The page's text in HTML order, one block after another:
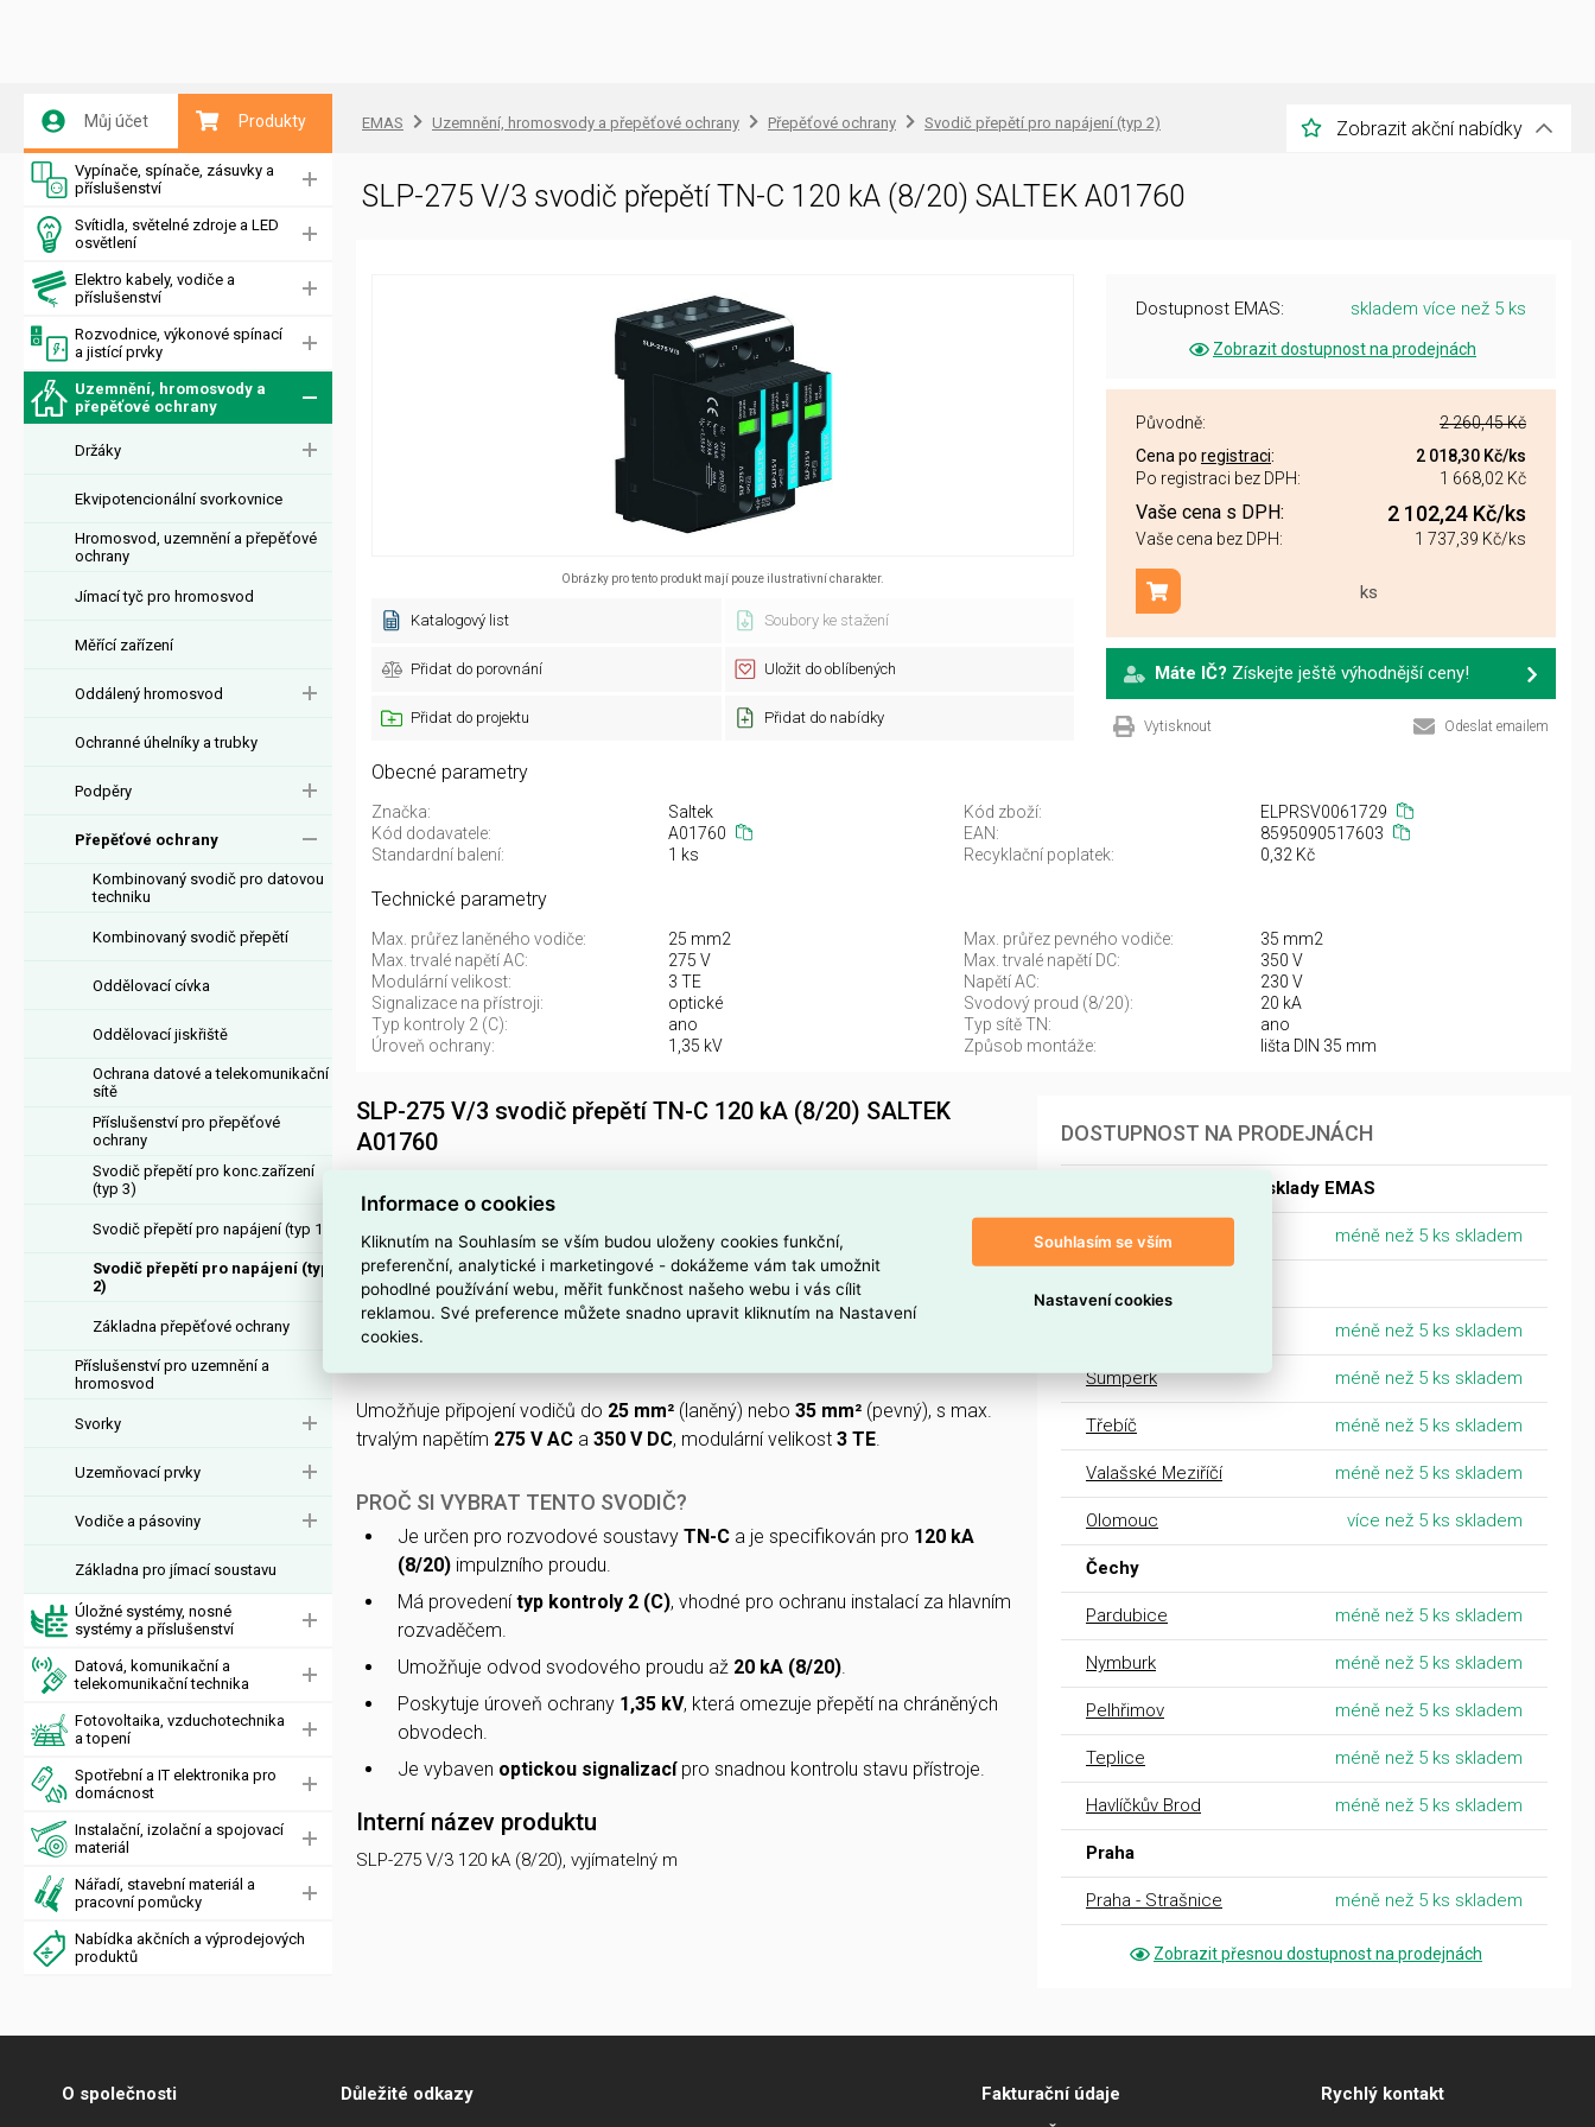
Můj účet Produkty
Vypínače, spínače, zásuvky a
příslušenství
Svítidla, světelné zdroje a LED
osvětlení
Elektro kabely, vodiče a
příslušenství
Rozvodnice, výkonové spínací
a jistící prvky
Uzemnění, hromosvody a
přepěťové ochrany
Držáky
Ekvipotencionální svorkovnice
Hromosvod, uzemnění a přepěťové
ochrany
Jímací tyč pro hromosvod
Měřící zařízení
Oddálený hromosvod
Ochranné úhelníky a trubky
Podpěry
Přepěťové ochrany
Kombinovaný svodič pro datovou
techniku
Kombinovaný svodič přepětí
Oddělovací cívka
Oddělovací jiskřiště
Ochrana datové a telekomunikační
sítě
Příslušenství pro přepěťové
ochrany
Svodič přepětí pro konc.zařízení
(typ 3)
Svodič přepětí pro napájení (typ 1)
Svodič přepětí pro napájení (typ
2)
Základna přepěťové ochrany
Příslušenství pro uzemnění a
hromosvod
Svorky
Uzemňovací prvky
Vodiče a pásoviny
Základna pro jímací soustavu
Úložné systémy, nosné
systémy a příslušenství
Datová, komunikační a
telekomunikační technika
Fotovoltaika, vzduchotechnika
a topení
Spotřební a IT elektronika pro
domácnost
Instalační, izolační a spojovací
materiál
Nářadí, stavební materiál a
pracovní pomůcky
Nabídka akčních a výprodejových
produktů
EMAS Uzemnění, hromosvody a přepěťové ochrany Přepěťové ochrany Svodič přepětí pro napájení (typ 2) Zobrazit akční nabídky
SLP-275 V/3 svodič přepětí TN-C 120 kA (8/20) SALTEK A01760
Obrázky pro tento produkt mají pouze ilustrativní charakter.
Katalogový list Soubory ke stažení
Přidat do porovnání Uložit do oblíbených
Přidat do projektu Přidat do nabídky
Dostupnost EMAS: skladem více než 5 ks
Zobrazit dostupnost na prodejnách
Původně:
2 260,45 Kč
Cena po registraci: 2 018,30 Kč/ks
Po registraci bez DPH:
1 668,02 Kč
Vaše cena s DPH: 2 102,24 Kč/ks
Vaše cena bez DPH: 1 737,39 Kč/ks
ks
Přidat do košíku
Máte IČ? Získejte ještě výhodnější ceny!
Vytisknout Odeslat emailem
Obecné parametry
Značka: Saltek Kód zboží:
ELPRSV0061729
Kód dodavatele:
A01760 EAN:
8595090517603
Standardní balení:
1 ks Recyklační poplatek: 0,32 Kč
Technické parametry
Max. průřez laněného vodiče: 25 mm2 Max. průřez pevného vodiče:
35 mm2
Max. trvalé napětí AC:
275 V Max. trvalé napětí DC:
350 V
Modulární velikost:
3 TE Napětí AC:
230 V
Signalizace na přístroji:
optické Svodový proud (8/20):
20 kA
Typ kontroly 2 (C):
ano Typ sítě TN:
ano
Úroveň ochrany:
1,35 kV Způsob montáže: lišta DIN 35 mm
SLP-275 V/3 svodič přepětí TN-C 120 kA (8/20) SALTEK
A01760
8595090517603, je určen pro montáž na
pro použití v sítích
TNs provozním napětím230 V AC.
Poskytuje impulzní odolnost120 kA (8/20)s odváděným proudem
(8/20), úrovní ochrany1,35 kVa mátyp kontroly 2 (C) s optickou signalizací
Umožňuje připojení vodičů do 25 mm² (laněný) nebo 35 mm² (pevný), s max.
trvalým napětím 275 V AC a 350 V DC, modulární velikost 3 TE.
PROČ SI VYBRAT TENTO SVODIČ?
Je určen pro rozvodové soustavy TN-C a je specifikován pro 120 kA
(8/20) impulzního proudu.
Má provedenítyp kontroly 2 (C), vhodné pro ochranu instalací za hlavním
rozvaděčem.
Umožňuje odvod svodového proudu až 20 kA (8/20).
Poskytuje úroveň ochrany 1,35 kV, která omezuje přepětí na chráněných
obvodech.
Je vybaven optickou signalizacípro snadnou kontrolu stavu přístroje.
Interní název produktu
SLP-275 V/3 120 kA (8/20), vyjímatelný m
DOSTUPNOST NA PRODEJNÁCH
Dostupnost centrální sklady EMAS
Centrální sklad Ostrava méně než 5 ks skladem
méně než 5 ks skladem
Šumperk méně než 5 ks skladem
Třebíč méně než 5 ks skladem
Valašské Meziříčí méně než 5 ks skladem
Olomouc více než 5 ks skladem
Čechy
Pardubice méně než 5 ks skladem
Nymburk méně než 5 ks skladem
Pelhřimov méně než 5 ks skladem
Teplice méně než 5 ks skladem
Havlíčkův Brod méně než 5 ks skladem
Praha
Praha - Strašnice méně než 5 ks skladem
Zobrazit přesnou dostupnost na prodejnách
O společnosti
Důležité odkazy
Fakturační údaje
Rychlý kontakt
Informace o cookies
Kliknutím na Souhlasím se vším budou uloženy cookies funkční,
preferenční, analytické i marketingové - dokážeme vám tak umožnit
pohodlné používání webu, měřit funkčnost našeho webu i vás cílit
reklamou. Své preference můžete snadno upravit kliknutím na Nastavení
cookies.
Souhlasím se vším
Nastavení cookies